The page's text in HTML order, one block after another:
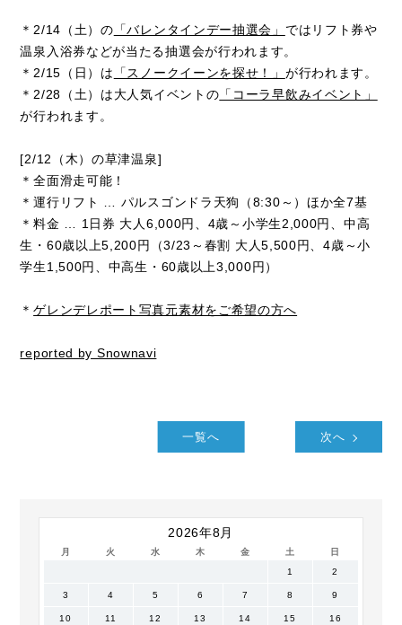
＊2/14（土）の 「バレンタインデー抽選会」 ではリフト券や
温泉入浴券などが当たる抽選会が行われます。
＊2/15（日）は
「スノークイーンを探せ！」 が行われます。
＊2/28（土）は大人気イベントの 「コーラ早飲みイベント」
が行われます。
[2/12（木）の草津温泉]
＊全面滑走可能！
＊運行リフト … パルスゴンドラ天狗（8:30～）ほか全7基
＊料金 … 1日券 大人6,000円、4歳～小学生2,000円、中高
生・60歳以上5,200円（3/23～春割 大人5,500円、4歳～小
学生1,500円、中高生・60歳以上3,000円）
＊ゲレンデレポート写真元素材をご希望の方へ
reported by Snownavi
一覧へ 次へ
2026年8月
月 火 水 木 金 土 日
1 2
3 4 5 6 7 8 9
10 11 12 13 14 15 16